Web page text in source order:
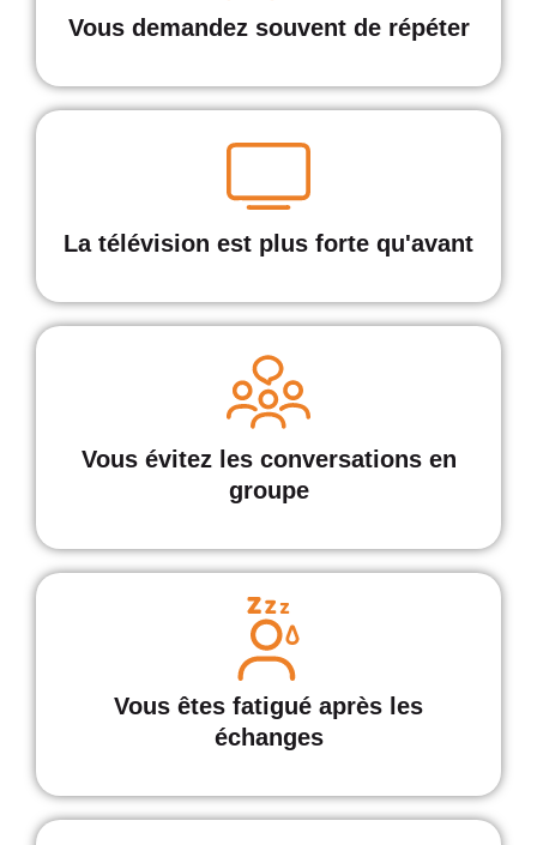
Vous demandez souvent de répéter
La télévision est plus forte qu'avant
Vous évitez les conversations en
groupe
Vous êtes fatigué après les
échanges